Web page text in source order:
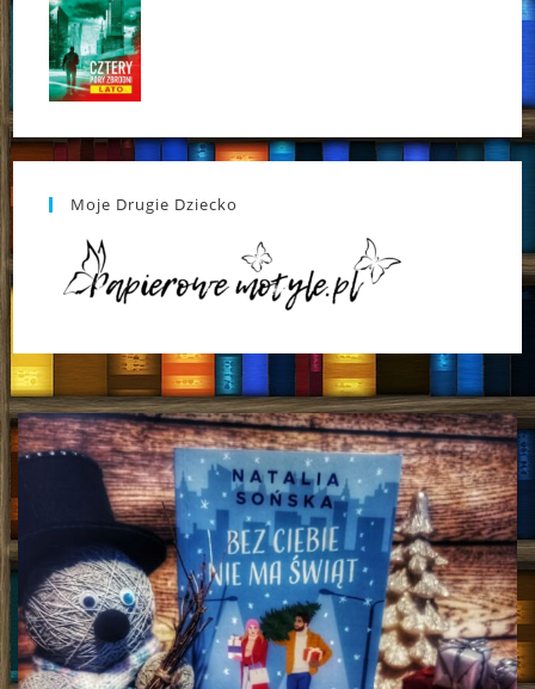
Moje Drugie Dziecko